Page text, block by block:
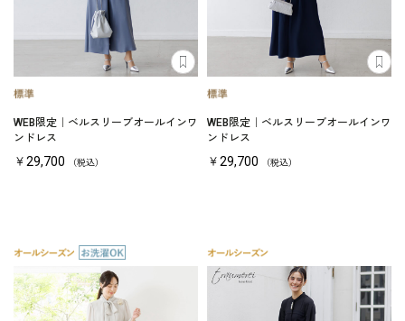
WEB限定｜ベルスリーブオールインワ
ンドレス
￥29,700 （税込）
WEB限定｜ベルスリーブオールインワ
ンドレス
￥29,700 （税込）